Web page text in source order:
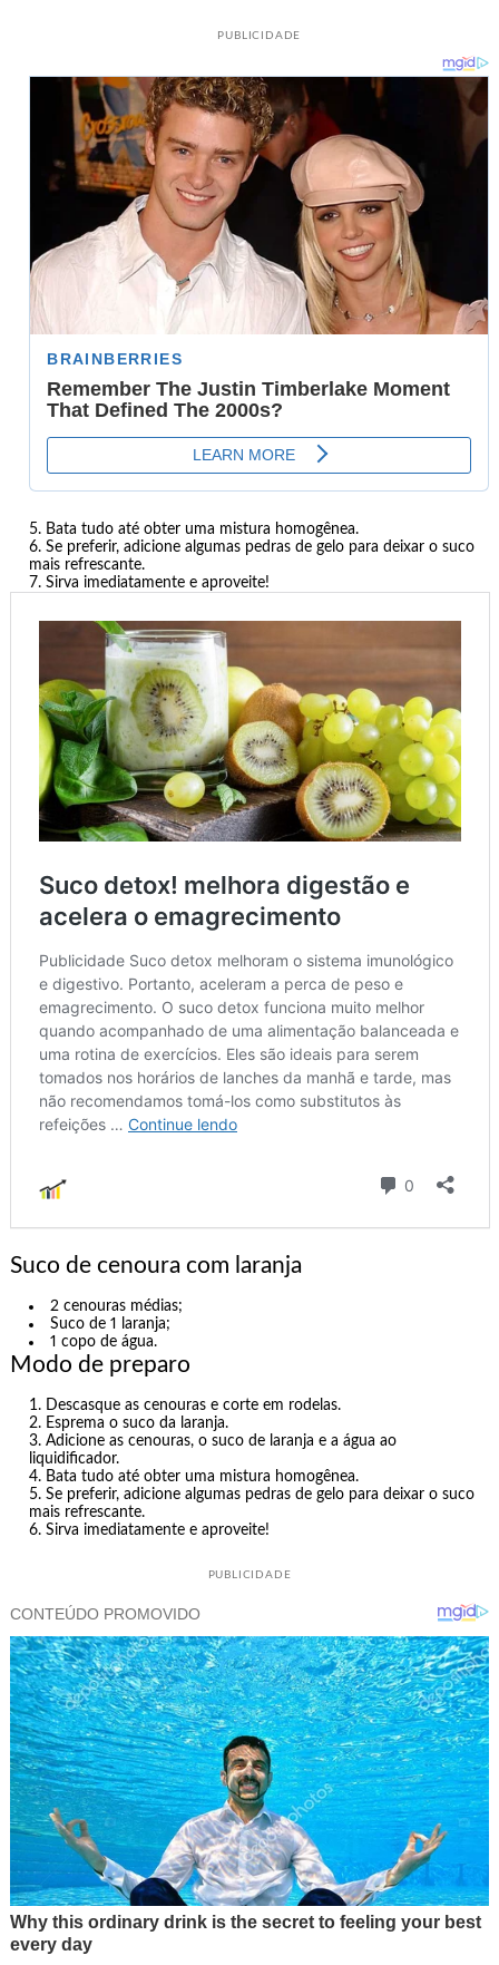
PUBLICIDADE
Bata tudo até obter uma mistura homogênea.
Se preferir, adicione algumas pedras de gelo para deixar o suco
mais refrescante.
Sirva imediatamente e aproveite!
Suco de cenoura com laranja
2 cenouras médias;
Suco de 1 laranja;
1 copo de água.
Modo de preparo
Descasque as cenouras e corte em rodelas.
Esprema o suco da laranja.
Adicione as cenouras, o suco de laranja e a água ao
liquidificador.
Bata tudo até obter uma mistura homogênea.
Se preferir, adicione algumas pedras de gelo para deixar o suco
mais refrescante.
Sirva imediatamente e aproveite!
PUBLICIDADE